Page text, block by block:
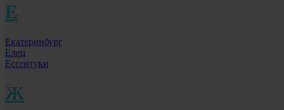
Е
Екатеринбург
Елец
Ессентуки
Ж